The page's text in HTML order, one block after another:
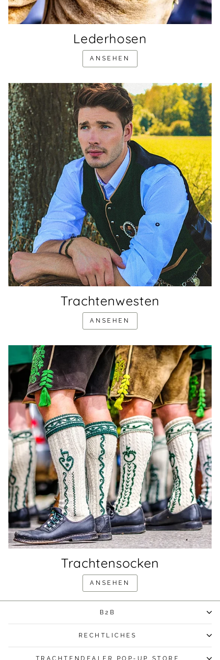
Lederhosen
ANSEHEN
Trachtenwesten
ANSEHEN
Trachtensocken
ANSEHEN
B2B
RECHTLICHES